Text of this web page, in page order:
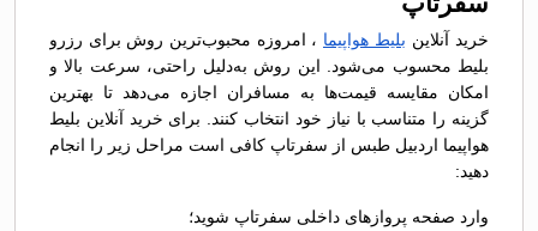
خرید آنلاین بلیط هواپیما ، امروزه محبوب‌ترین روش برای رزرو
بلیط محسوب می‌شود. این روش به‌دلیل راحتی، سرعت بالا و
امکان مقایسه قیمت‌ها به مسافران اجازه می‌دهد تا بهترین
گزینه را متناسب با نیاز خود انتخاب کنند. برای خرید آنلاین بلیط
هواپیما اردبیل طبس از سفرتاپ کافی است مراحل زیر را انجام
دهید:
وارد صفحه پروازهای داخلی سفرتاپ شوید؛